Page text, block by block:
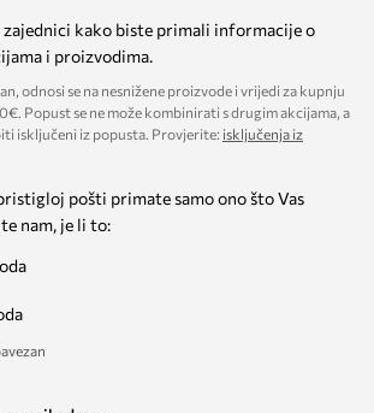
zajednici kako biste primali informacije o
i proizvodima.
odnosi se na nesnižene proizvode i vrijedi za kupnju
Popust se ne može kombinirati s drugim akcijama, a
isključeni iz popusta. Provjerite: isključenja iz
pošti primate samo ono što Vas
nam, je li to: